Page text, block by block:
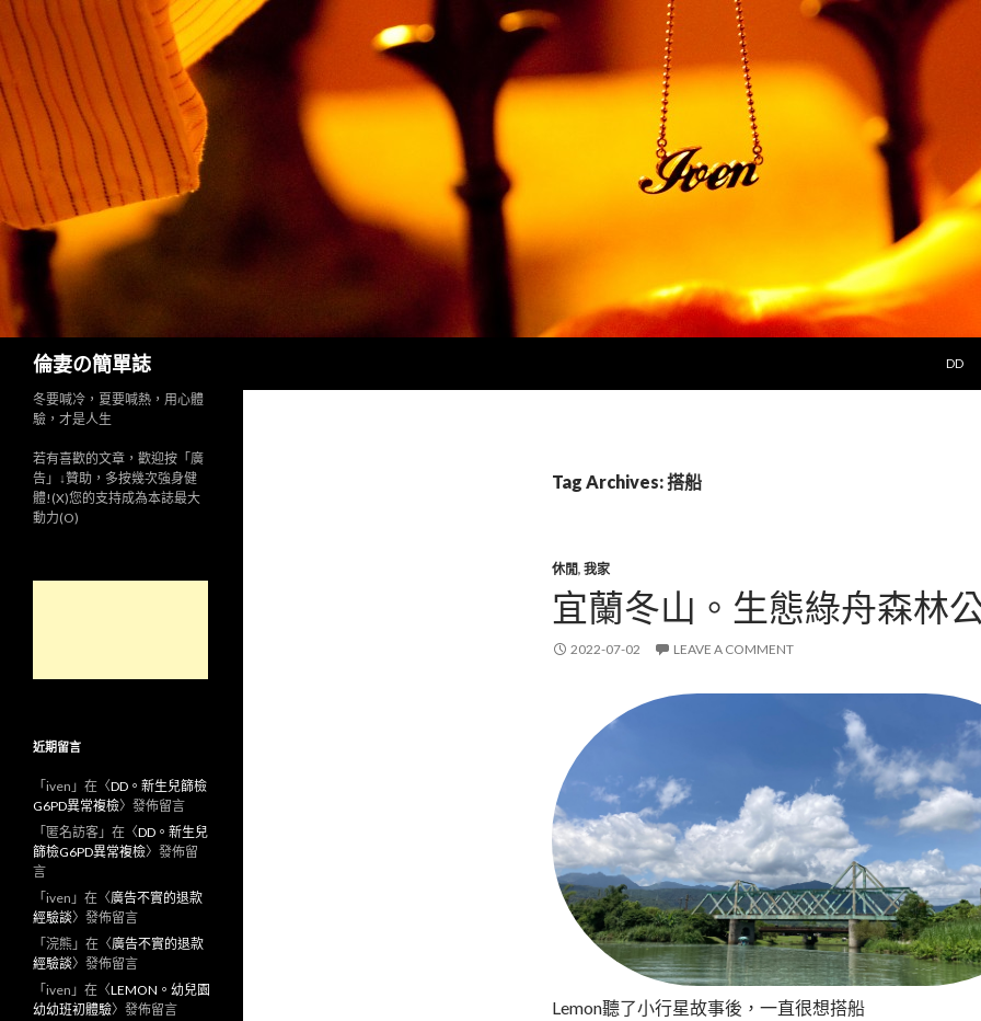
倫妻の簡單誌
Search
DD
Tag Archives: 搭船
休閒, 我家
宜蘭冬山。生態綠舟森林
2022-07-02 LEAVE A COMMENT
Lemon聽了小行星故事後，一直很想搭船
冬要喊冷，夏要喊熱，用心體
驗，才是人生
若有喜歡的文章，歡迎按「廣
告」↓贊助，多按幾次強身健
體!(X)您的支持成為本誌最大
動力(O)
近期留言
「 iven 」在〈DD。新生兒篩檢
G6PD異常複檢〉發佈留言
「 匿名訪客 」在〈DD。新生兒
篩檢G6PD異常複檢〉發佈留
言
「 iven 」在〈廣告不實的退款
經驗談〉發佈留言
「 浣熊 」在〈廣告不實的退款
經驗談〉發佈留言
「 iven 」在〈LEMON。幼兒園
幼幼班初體驗〉發佈留言